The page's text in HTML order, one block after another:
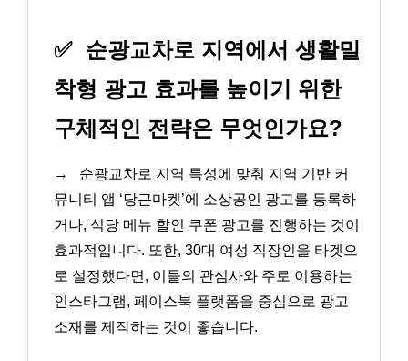
✅ 순광교차로 지역에서 생활밀
착형 광고 효과를 높이기 위한
구체적인 전략은 무엇인가요?
→
순광교차로 지역 특성에 맞춰 지역 기반 커
뮤니티 앱 ‘당근마켓’에 소상공인 광고를 등록하
거나, 식당 메뉴 할인 쿠폰 광고를 진행하는 것이
효과적입니다. 또한, 30대 여성 직장인을 타겟으
로 설정했다면, 이들의 관심사와 주로 이용하는
인스타그램, 페이스북 플랫폼을 중심으로 광고
소재를 제작하는 것이 좋습니다.